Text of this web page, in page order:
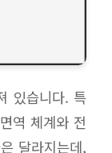
있습니다. 특
역 체계와 전
달라지는데,